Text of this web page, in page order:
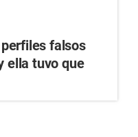
falsos
ella tuvo que